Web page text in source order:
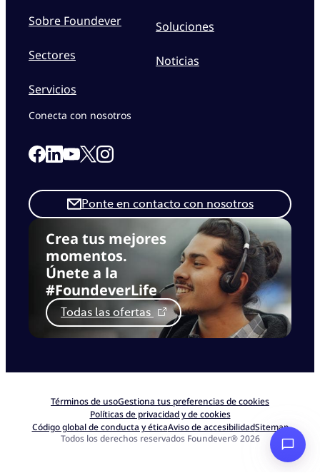
Sobre Foundever
Sectores
Servicios
Soluciones
Noticias
Crea tus mejores
momentos.
Únete a la
#FoundeverLife
Todas las ofertas
Ponte en contacto con nosotros
Conecta con nosotros
Link to our Facebook page
Link to our Linkedin page
Link to our Youtube page
Link to our X page
Link to our Instagram page
Términos de usoGestiona tus preferencias de cookies
Políticas de privacidad y de cookies
Código global de conducta y éticaAviso de accesibilidadSitemap
Todos los derechos reservados Foundever® 2026